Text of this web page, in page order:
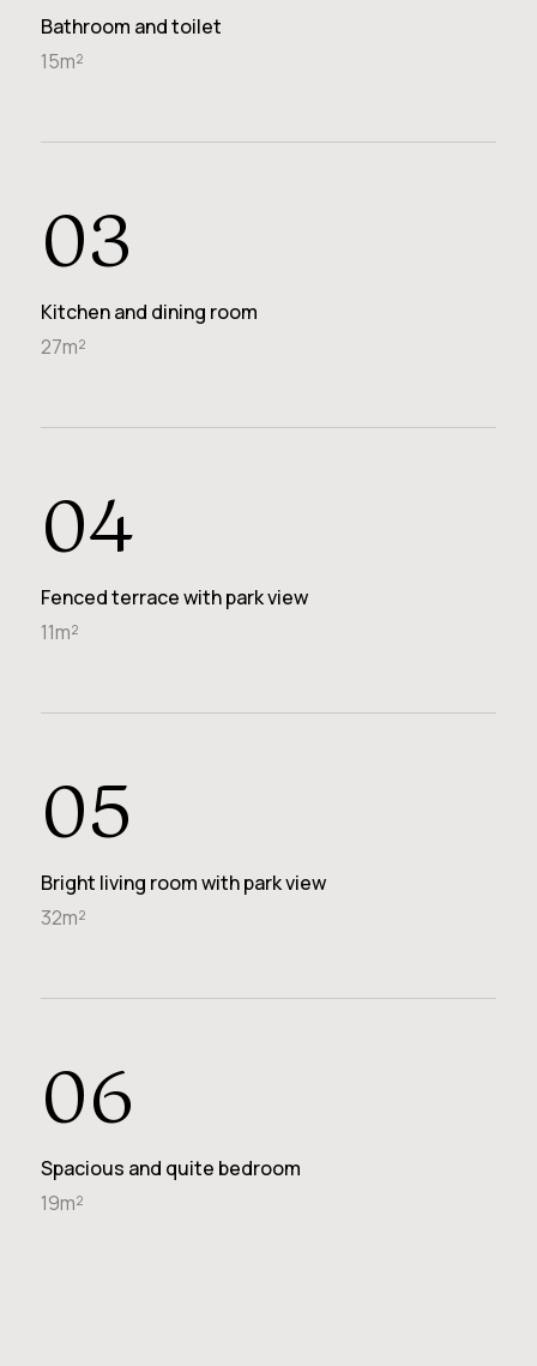
Bathroom and toilet
15m²
03
Kitchen and dining room
27m²
04
Fenced terrace with park view
11m²
05
Bright living room with park view
32m²
06
Spacious and quite bedroom
19m²